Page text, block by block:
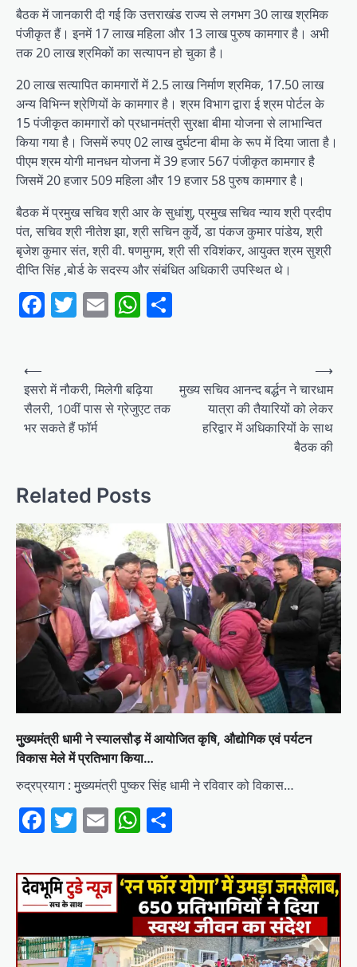
बैठक में जानकारी दी गई कि उत्तराखंड राज्य से लगभग 30 लाख श्रमिक
पंजीकृत हैं। इनमें 17 लाख महिला और 13 लाख पुरुष कामगार है। अभी
तक 20 लाख श्रमिकों का सत्यापन हो चुका है।
20 लाख सत्यापित कामगारों में 2.5 लाख निर्माण श्रमिक, 17.50 लाख
अन्य विभिन्न श्रेणियों के कामगार है। श्रम विभाग द्वारा ई श्रम पोर्टल के
15 पंजीकृत कामगारों को प्रधानमंत्री सुरक्षा बीमा योजना से लाभान्वित
किया गया है। जिसमें रुपए 02 लाख दुर्घटना बीमा के रूप में दिया जाता है।
पीएम श्रम योगी मानधन योजना में 39 हजार 567 पंजीकृत कामगार है
जिसमें 20 हजार 509 महिला और 19 हजार 58 पुरुष कामगार है।
बैठक में प्रमुख सचिव श्री आर के सुधांशु, प्रमुख सचिव न्याय श्री प्रदीप
पंत, सचिव श्री नीतेश झा, श्री सचिन कुर्वे, डा पंकज कुमार पांडेय, श्री
बृजेश कुमार संत, श्री वी. षणमुगम, श्री सी रविशंकर, आयुक्त श्रम सुश्री
दीप्ति सिंह ,बोर्ड के सदस्य और संबंधित अधिकारी उपस्थित थे।
Facebook
Twitter
EmailWhatsApp
Post
navigation
⟵
इसरो में नौकरी, मिलेगी बढ़िया
सैलरी, 10वीं पास से ग्रेजुएट तक
भर सकते हैं फॉर्म
मुख्य सचिव आनन्द बर्द्धन ने चारधाम
यात्रा की तैयारियों को लेकर
हरिद्वार में अधिकारियों के साथ
बैठक की
⟶
Related Posts
मुुख्यमंत्री धामी ने स्यालसौड़ में आयोजित कृषि, औद्योगिक एवं पर्यटन
विकास मेले में प्रतिभाग किया…
रुद्रप्रयाग : मुुख्यमंत्री पुष्कर सिंह धामी ने रविवार को विकास…
Facebook
Twitter
EmailWhatsApp